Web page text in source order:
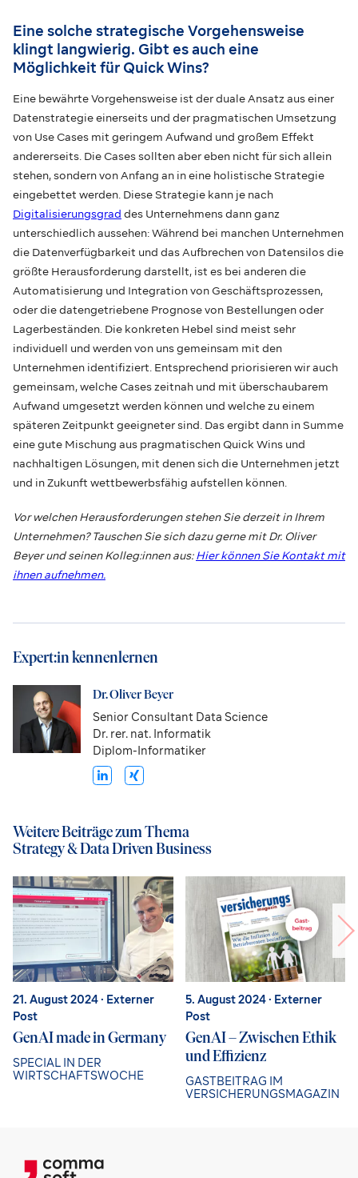
Eine solche strategische Vorgehensweise
klingt langwierig. Gibt es auch eine
Möglichkeit für Quick Wins?
Eine bewährte Vorgehensweise ist der duale Ansatz aus einer
Datenstrategie einerseits und der pragmatischen Umsetzung
von Use Cases mit geringem Aufwand und großem Effekt
andererseits. Die Cases sollten aber eben nicht für sich allein
stehen, sondern von Anfang an in eine holistische Strategie
eingebettet werden. Diese Strategie kann je nach
Digitalisierungsgrad des Unternehmens dann ganz
unterschiedlich aussehen: Während bei manchen Unternehmen
die Datenverfügbarkeit und das Aufbrechen von Datensilos die
größte Herausforderung darstellt, ist es bei anderen die
Automatisierung und Integration von Geschäftsprozessen,
oder die datengetriebene Prognose von Bestellungen oder
Lagerbeständen. Die konkreten Hebel sind meist sehr
individuell und werden von uns gemeinsam mit den
Unternehmen identifiziert. Entsprechend priorisieren wir auch
gemeinsam, welche Cases zeitnah und mit überschaubarem
Aufwand umgesetzt werden können und welche zu einem
späteren Zeitpunkt geeigneter sind. Das ergibt dann in Summe
eine gute Mischung aus pragmatischen Quick Wins und
nachhaltigen Lösungen, mit denen sich die Unternehmen jetzt
und in Zukunft wettbewerbsfähig aufstellen können.
Vor welchen Herausforderungen stehen Sie derzeit in Ihrem
Unternehmen? Tauschen Sie sich dazu gerne mit Dr. Oliver
Beyer und seinen Kolleg:innen aus:Hier können Sie Kontakt mit
ihnen aufnehmen.
Expert:in kennenlernen
Dr. Oliver Beyer
Senior Consultant Data Science
Dr. rer. nat. Informatik
Diplom-Informatiker
Weitere Beiträge zum Thema
Strategy & Data Driven Business
21. August 2024· Externer
Post
GenAI made in Germany
SPECIAL IN DER
WIRTSCHAFTSWOCHE
5. August 2024 · Externer
Post
GenAI – Zwischen Ethik
und Effizienz
GASTBEITRAG IM
VERSICHERUNGSMAGAZIN